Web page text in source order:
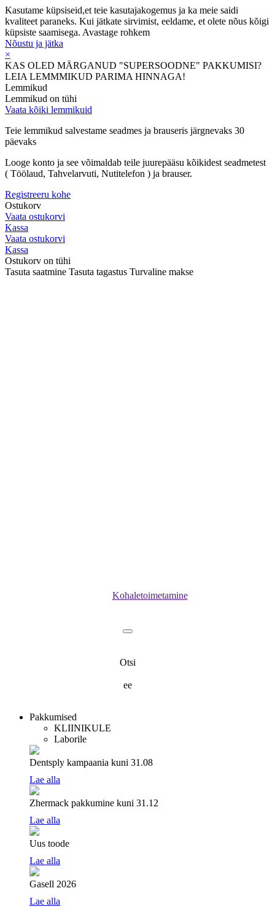
Kasutame küpsiseid,et teie kasutajakogemus ja ka meie saidi
kvaliteet paraneks. Kui jätkate sirvimist, eeldame, et olete nõus kõigi
küpsiste saamisega. Avastage rohkem
Nõustu ja jätka
×
KAS OLED MÄRGANUD "SUPERSOODNE" PAKKUMISI?
LEIA LEMMMIKUD PARIMA HINNAGA!
Lemmikud
Lemmikud on tühi
Vaata kõiki lemmikuid
Teie lemmikud salvestame seadmes ja brauseris järgnevaks 30
päevaks
Looge konto ja see võimaldab teile juurepääsu kõikidest seadmetest
( Töölaud, Tahvelarvuti, Nutitelefon ) ja brauser.
Registreeru kohe
Ostukorv
Vaata ostukorvi
Kassa
Vaata ostukorvi
Kassa
Ostukorv on tühi
Tasuta saatmine Tasuta tagastus Turvaline makse
Kohaletoimetamine
Otsi
ee
Pakkumised
KLIINIKULE
Laborile
Dentsply kampaania kuni 31.08
Lae alla
Zhermack pakkumine kuni 31.12
Lae alla
Uus toode
Lae alla
Gasell 2026
Lae alla